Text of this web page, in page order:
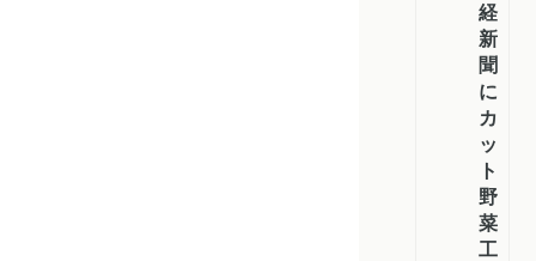
経
新
聞
に
カ
ッ
ト
野
菜
工